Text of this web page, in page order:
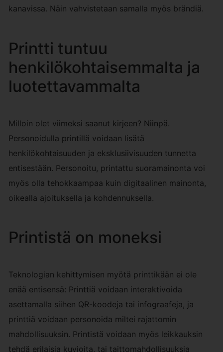
kanavissa. Näin vahvistetaan samalla myös brändiä.
Printti tuntuu
henkilökohtaisemmalta ja
luotettavammalta
Milloin olet viimeksi saanut kirjeen? Niinpä.
Personoidulla printillä voidaan lisätä
henkilökohtaisuuden ja eksklusiivisuuden tunnetta
entisestään. Personoitu, printattu suoramainonta voi
myös olla tehokkaampaa kuin digitaalinen mainonta,
oikealla ajoituksella ja kohdennuksella.
Printistä on moneksi
Teknologian kehittymisen myötä printtikään ei ole
enää entisensä: Printtiä voidaan interaktivoida
asettamalla siihen QR-koodeja tai infograafeja, ja
printtiä voidaan personoida miltei rajattomin
mahdollisuuksin. Printistä voidaan myös leikkauksin
tehdä erilaisia kuvioita, tai taittomahdollisuuksia